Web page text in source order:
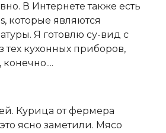
В Интернете также есть
которые являются
Я готовлю су-вид с
кухонных приборов,
Курица от фермера
ясно заметили. Мясо